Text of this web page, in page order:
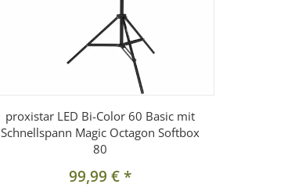
proxistar LED Bi-Color 60 Basic mit
Schnellspann Magic Octagon Softbox
80
99,99 €*